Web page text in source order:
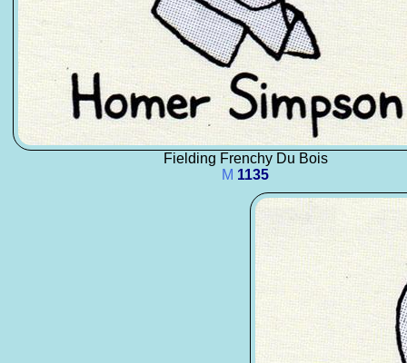
Fielding Frenchy Du Bois
M 1135